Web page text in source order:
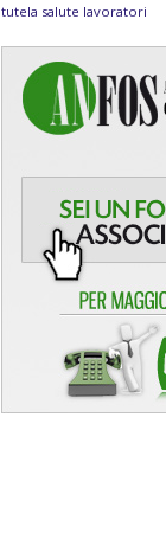
tutela salute lavoratori